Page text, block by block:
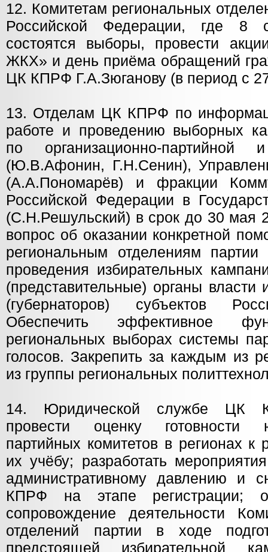
12. Комитетам региональных
Российской Федерации, где 8
состоятся выборы, провести
ЖКХ» и день приёма обращений
ЦК КПРФ Г.А.Зюганову (в период с
13. Отделам ЦК КПРФ по
работе и проведению выборных
по организационно-партийной
(Ю.В.Афонин, Г.Н.Сенин),
(А.А.Пономарёв) и фракции
Российской Федерации в
(С.Н.Решульский) в срок до 30 мая
вопрос об оказании конкретной
региональным отделениям
проведения избирательных
(представительные) органы власти
(губернаторов) субъектов
Обеспечить эффективное
региональных выборах системы
голосов. Закрепить за каждым из
из группы региональных
14. Юридической службе ЦК
провести оценку готовности
партийных комитетов в регионах к
их учёбу; разработать
административному давлению и
КПРФ на этапе регистрации;
сопровождение деятельности
отделений партии в ходе
предстоящей избирательной